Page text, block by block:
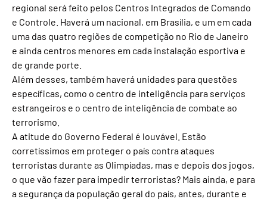
regional será feito pelos Centros Integrados de Comando
e Controle. Haverá um nacional, em Brasília, e um em cada
uma das quatro regiões de competição no Rio de Janeiro
e ainda centros menores em cada instalação esportiva e
de grande porte.
Além desses, também haverá unidades para questões
específicas, como o centro de inteligência para serviços
estrangeiros e o centro de inteligência de combate ao
terrorismo.
A atitude do Governo Federal é louvável. Estão
corretíssimos em proteger o país contra ataques
terroristas durante as Olimpíadas, mas e depois dos jogos,
o que vão fazer para impedir terroristas? Mais ainda, e para
a segurança da população geral do país, antes, durante e